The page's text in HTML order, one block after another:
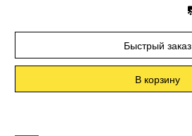
Быстрый заказ
В корзину